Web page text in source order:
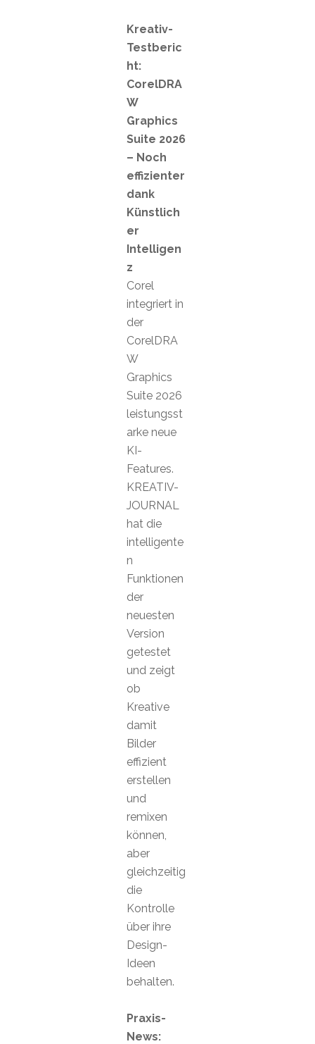
Kreativ-
Testberic
ht:
CorelDRA
W
Graphics
Suite 2026
– Noch
effizienter
dank
Künstlich
er
Intelligen
z
Corel
integriert in
der
CorelDRA
W
Graphics
Suite 2026
leistungsst
arke neue
KI-
Features.
KREATIV-
JOURNAL
hat die
intelligente
n
Funktionen
der
neuesten
Version
getestet
und zeigt
ob
Kreative
damit
Bilder
effizient
erstellen
und
remixen
können,
aber
gleichzeitig
die
Kontrolle
über ihre
Design-
Ideen
behalten.
Praxis-
News: